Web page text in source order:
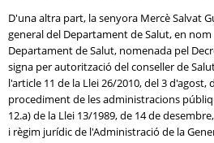
D'una altra part, la senyora Mercè Salvat
general del Departament de Salut, en
Departament de Salut, nomenada pel
signa per autorització del conseller de
l'article 11 de la Llei 26/2010, del 3 d'agost,
procediment de les administracions
12.a) de la Llei 13/1989, de 14 de
i règim jurídic de l'Administració de la